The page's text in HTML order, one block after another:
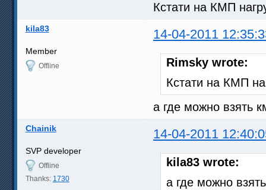
Кстати на КМП
kila83 14-04-2011
Member
Offline
Rimsky wrote:
Кстати на КМП
а где можно взять
Chainik 14-04-2011
SVP developer
Offline
Thanks: 1730
kila83 wrote:
а где можно